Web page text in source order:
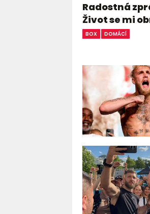
Radostná
Život se mi
BOX DOMÁCÍ